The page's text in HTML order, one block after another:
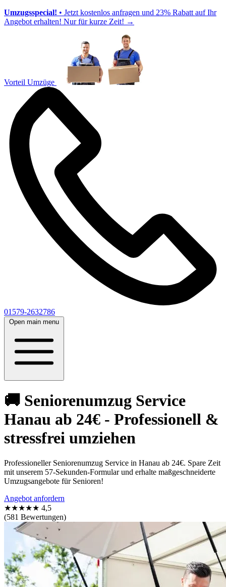
Umzugsspecial! • Jetzt kostenlos anfragen und 23% Rabatt auf Ihr
Angebot erhalten! Nur für kurze Zeit! →
Vorteil Umzüge
01579-2632786
Open main menu
🚚 Seniorenumzug Service
Hanau ab 24€ - Professionell &
stressfrei umziehen
Professioneller Seniorenumzug Service in Hanau ab 24€. Spare Zeit
mit unserem 57-Sekunden-Formular und erhalte maßgeschneiderte
Umzugsangebote für Senioren!
Angebot anfordern
★★★★★ 4,5
(581 Bewertungen)